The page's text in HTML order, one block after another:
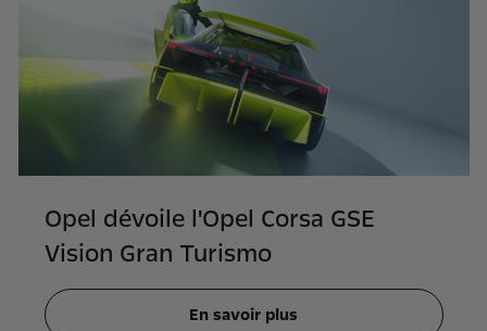
Opel dévoile l'Opel Corsa GSE
Vision Gran Turismo
En savoir plus